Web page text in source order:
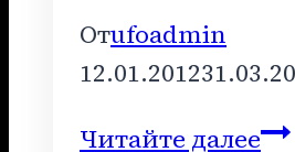
Отufoadmin
12.01.2012
Читайте далее